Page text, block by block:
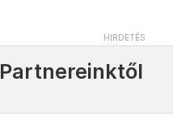
Partnereinktől